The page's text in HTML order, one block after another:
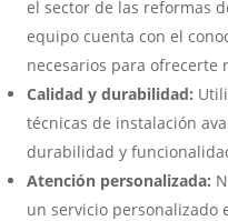
el sector de las reformas
equipo cuenta con el
necesarios para ofrecerte
Calidad y durabilidad:
técnicas de instalación
durabilidad y
Atención personalizada:
un servicio personalizado